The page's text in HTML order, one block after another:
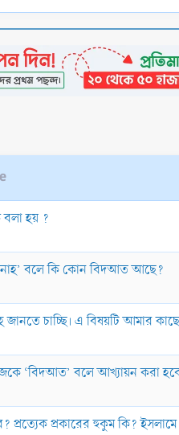
হয় ?
বলে কি কোন বিদআত আছে?
জানতে চাচ্ছি। এ বিষয়টি আমার
‘বিদআত’ বলে আখ্যায়ন করা
প্রকারের হুকুম কি?